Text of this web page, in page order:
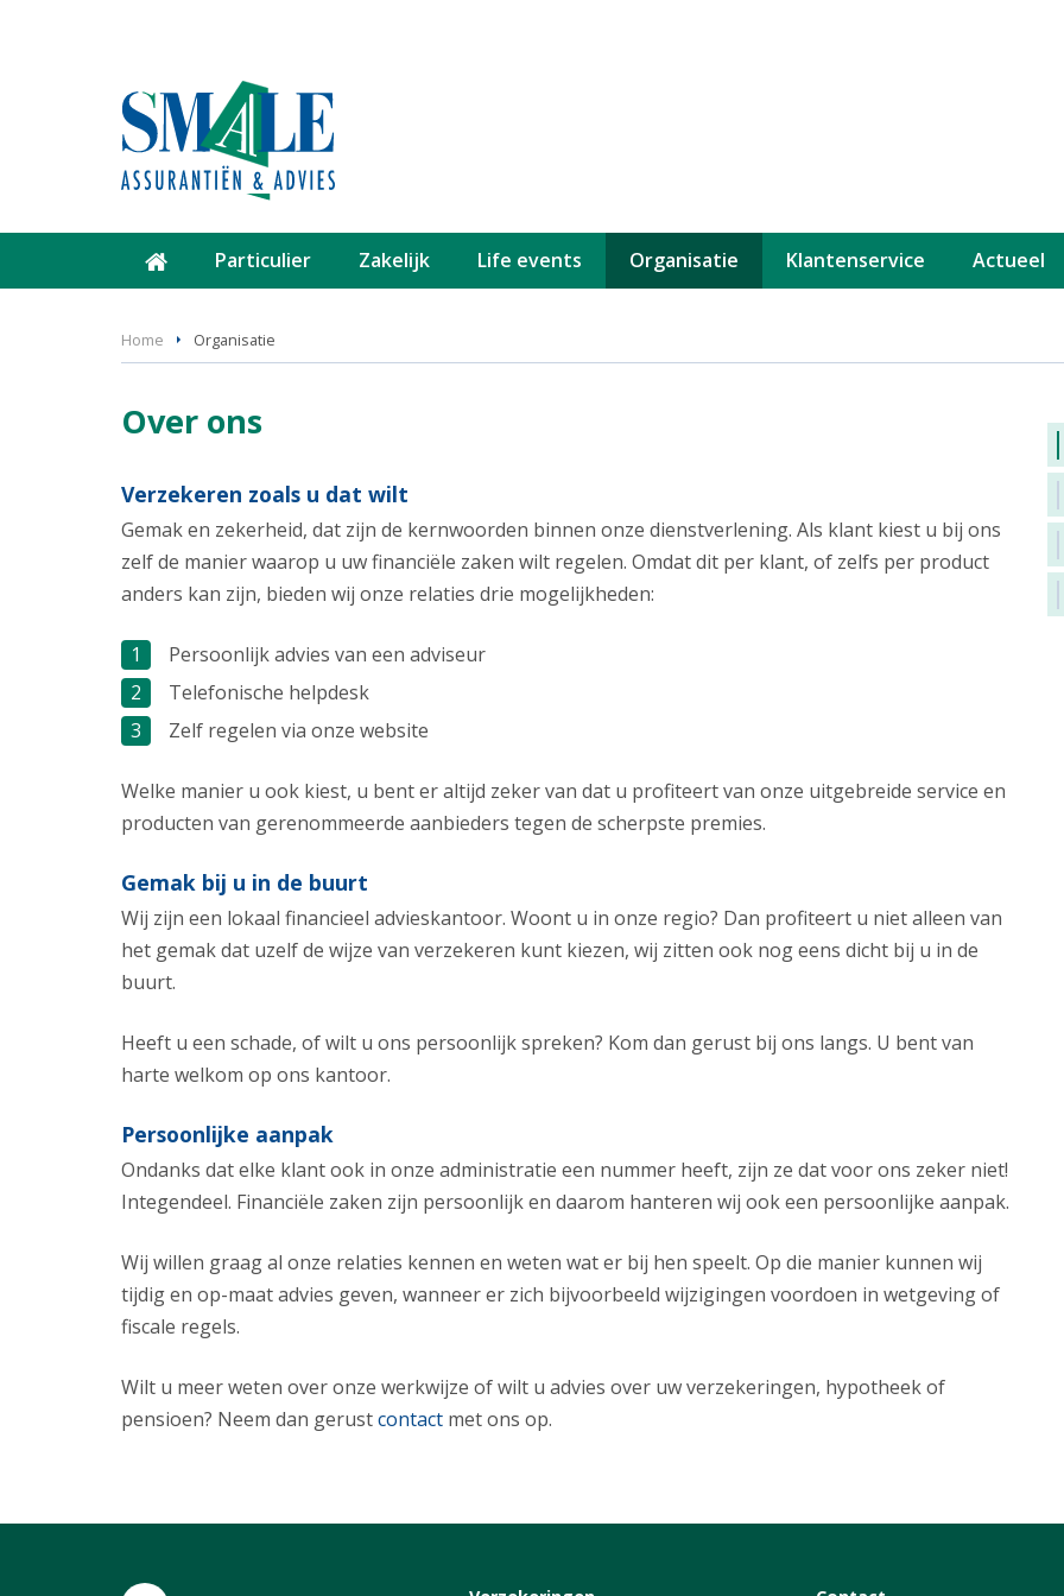
Particulier Zakelijk Life events Organisatie Klantenservice Actueel
Home Organisatie
Over ons
Verzekeren zoals u dat wilt
Gemak en zekerheid, dat zijn de kernwoorden binnen onze dienstverlening. Als klant kiest u bij ons
zelf de manier waarop u uw financiële zaken wilt regelen. Omdat dit per klant, of zelfs per product
anders kan zijn, bieden wij onze relaties drie mogelijkheden:
Persoonlijk advies van een adviseur
Telefonische helpdesk
Zelf regelen via onze website
Welke manier u ook kiest, u bent er altijd zeker van dat u profiteert van onze uitgebreide service en
producten van gerenommeerde aanbieders tegen de scherpste premies.
Gemak bij u in de buurt
Wij zijn een lokaal financieel advieskantoor. Woont u in onze regio? Dan profiteert u niet alleen van
het gemak dat uzelf de wijze van verzekeren kunt kiezen, wij zitten ook nog eens dicht bij u in de
buurt.
Heeft u een schade, of wilt u ons persoonlijk spreken? Kom dan gerust bij ons langs. U bent van
harte welkom op ons kantoor.
Persoonlijke aanpak
Ondanks dat elke klant ook in onze administratie een nummer heeft, zijn ze dat voor ons zeker niet!
Integendeel. Financiële zaken zijn persoonlijk en daarom hanteren wij ook een persoonlijke aanpak.
Wij willen graag al onze relaties kennen en weten wat er bij hen speelt. Op die manier kunnen wij
tijdig en op-maat advies geven, wanneer er zich bijvoorbeeld wijzigingen voordoen in wetgeving of
fiscale regels.
Wilt u meer weten over onze werkwijze of wilt u advies over uw verzekeringen, hypotheek of
pensioen? Neem dan gerustcontact met ons op.